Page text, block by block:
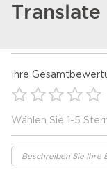
Translate
Ihre
Wählen Sie 1-5